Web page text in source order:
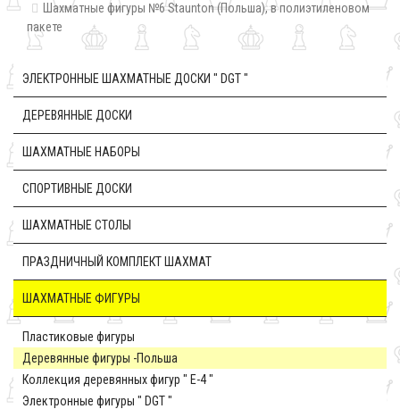
Шахматные фигуры №6 Staunton (Польша), в полиэтиленовом
пакете
ЭЛЕКТРОННЫЕ ШАХМАТНЫЕ ДОСКИ " DGT "
ДЕРЕВЯННЫЕ ДОСКИ
ШАХМАТНЫЕ НАБОРЫ
CПОРТИВНЫЕ ДОСКИ
ШАХМАТНЫЕ СТОЛЫ
ПРАЗДНИЧНЫЙ КОМПЛЕКТ ШАХМАТ
ШАХМАТНЫЕ ФИГУРЫ
Пластиковые фигуры
Деревянные фигуры -Польша
Коллекция деревянных фигур " E-4 "
Электронные фигуры " DGT "